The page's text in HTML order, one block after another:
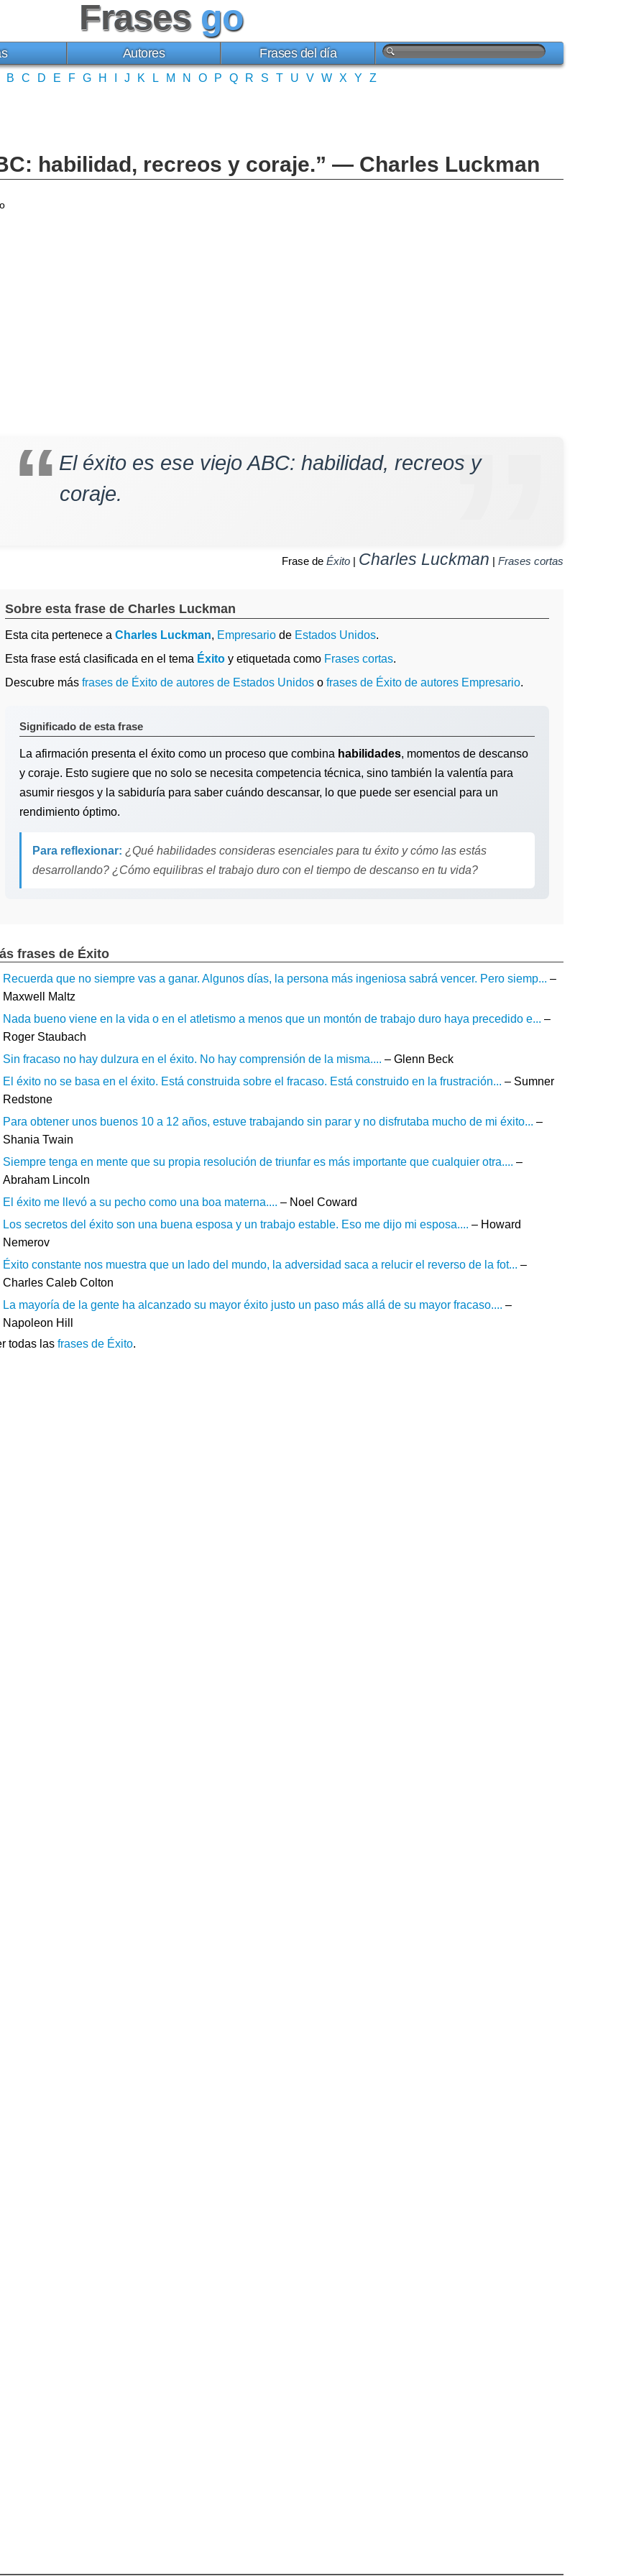
Frases go
Autores Frases del día
B C D E F G H J K L M N O P Q R S T U V W X Y Z
habilidad, recreos y coraje.” — Charles Luckman
El éxito es ese viejo ABC: habilidad, recreos y
coraje.
Frase de Éxito | Charles Luckman | Frases cortas
Sobre esta frase de Charles Luckman
Esta cita pertenece a Charles Luckman, Empresario de Estados Unidos.
Esta frase está clasificada en el tema Éxito y etiquetada como Frases cortas.
Descubre más frases de Éxito de autores de Estados Unidos o frases de Éxito de autores Empresario.
Significado de esta frase
La afirmación presenta el éxito como un proceso que combina habilidades, momentos de descanso
y coraje. Esto sugiere que no solo se necesita competencia técnica, sino también la valentía para
asumir riesgos y la sabiduría para saber cuándo descansar, lo que puede ser esencial para un
rendimiento óptimo.
Para reflexionar: ¿Qué habilidades consideras esenciales para tu éxito y cómo las estás
desarrollando? ¿Cómo equilibras el trabajo duro con el tiempo de descanso en tu vida?
frases de Éxito
Recuerda que no siempre vas a ganar. Algunos días, la persona más ingeniosa sabrá vencer. Pero siemp... –
Maxwell Maltz
Nada bueno viene en la vida o en el atletismo a menos que un montón de trabajo duro haya precedido e... –
Roger Staubach
Sin fracaso no hay dulzura en el éxito. No hay comprensión de la misma.... – Glenn Beck
El éxito no se basa en el éxito. Está construida sobre el fracaso. Está construido en la frustración... – Sumner
Redstone
Para obtener unos buenos 10 a 12 años, estuve trabajando sin parar y no disfrutaba mucho de mi éxito... –
Shania Twain
Siempre tenga en mente que su propia resolución de triunfar es más importante que cualquier otra.... –
Abraham Lincoln
El éxito me llevó a su pecho como una boa materna.... – Noel Coward
Los secretos del éxito son una buena esposa y un trabajo estable. Eso me dijo mi esposa.... – Howard
Nemerov
Éxito constante nos muestra que un lado del mundo, la adversidad saca a relucir el reverso de la fot... –
Charles Caleb Colton
La mayoría de la gente ha alcanzado su mayor éxito justo un paso más allá de su mayor fracaso.... –
Napoleon Hill
todas las frases de Éxito.